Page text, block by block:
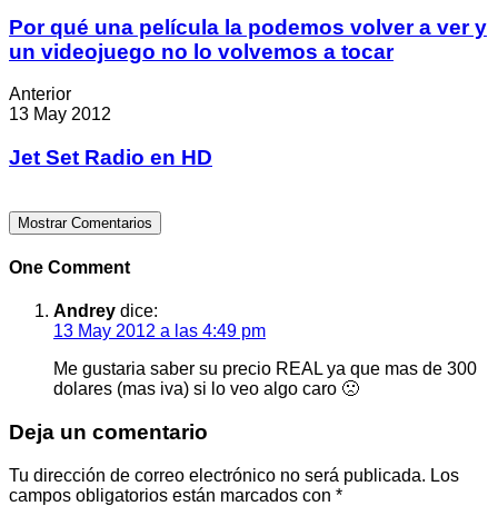
Por qué una película la podemos volver a ver y
un videojuego no lo volvemos a tocar
Anterior
13 May 2012
Jet Set Radio en HD
Mostrar Comentarios
One Comment
Andrey dice:
13 May 2012 a las 4:49 pm
Me gustaria saber su precio REAL ya que mas de 300
dolares (mas iva) si lo veo algo caro 🙁
Deja un comentario
Tu dirección de correo electrónico no será publicada. Los
campos obligatorios están marcados con *